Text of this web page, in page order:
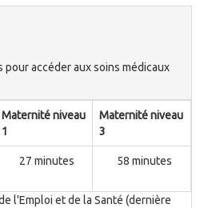
accéder aux soins médicaux
Maternité niveau
1
Maternité niveau
3
27 minutes 58 minutes
l'Emploi et de la Santé (dernière